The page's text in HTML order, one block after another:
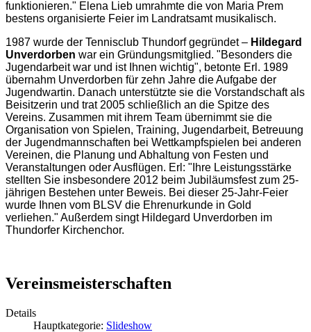
funktionieren." Elena Lieb umrahmte die von Maria Prem
bestens organisierte Feier im Landratsamt musikalisch.
1987 wurde der Tennisclub Thundorf gegründet – Hildegard
Unverdorben war ein Gründungsmitglied. "Besonders die
Jugendarbeit war und ist Ihnen wichtig", betonte Erl. 1989
übernahm Unverdorben für zehn Jahre die Aufgabe der
Jugendwartin. Danach unterstützte sie die Vorstandschaft als
Beisitzerin und trat 2005 schließlich an die Spitze des
Vereins. Zusammen mit ihrem Team übernimmt sie die
Organisation von Spielen, Training, Jugendarbeit, Betreuung
der Jugendmannschaften bei Wettkampfspielen bei anderen
Vereinen, die Planung und Abhaltung von Festen und
Veranstaltungen oder Ausflügen. Erl: "Ihre Leistungsstärke
stellten Sie insbesondere 2012 beim Jubiläumsfest zum 25-
jährigen Bestehen unter Beweis. Bei dieser 25-Jahr-Feier
wurde Ihnen vom BLSV die Ehrenurkunde in Gold
verliehen." Außerdem singt Hildegard Unverdorben im
Thundorfer Kirchenchor.
Vereinsmeisterschaften
Details
Hauptkategorie: Slideshow